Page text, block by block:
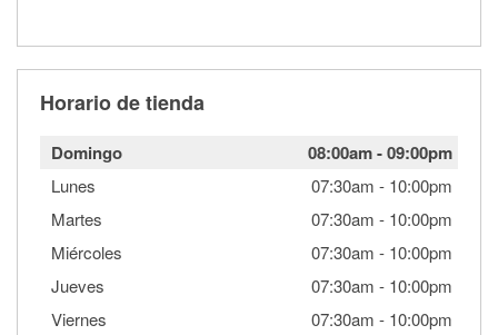
Horario de tienda
Domingo 08:00am-09:00pm
Lunes 07:30am - 10:00pm
Martes
07:30am - 10:00pm
Miércoles
07:30am - 10:00pm
Jueves
07:30am - 10:00pm
Viernes
07:30am - 10:00pm